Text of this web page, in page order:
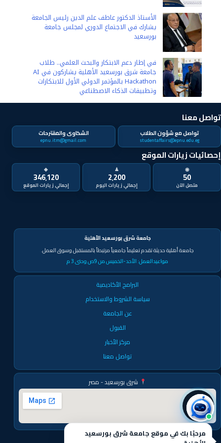
الأستاذ الدكتور عاطف علم الدين رئيس الجامعة
يشارك في الاجتماع الدوري لمجلس جامعة
بورسعيد
في إطار دعم الابتكار والبحث العلمي.. طلاب
جامعة شرق بورسعيد الأهلية يشاركون في AI
Hackathon بالمؤتمر الدولي الأول للابتكارات
وتطبيقات الذكاء الاصطناعي
تواصل معنا
تواصل مع شؤون الطلاب
studentaffairs@epnu.edu.eg
الشكاوى والمقترحات
epnu.itm@gmail.com
إحصائيات زيارات الموقع
◉
50
متصل الآن
♟
2٬200
◆
346٬120
جامعة شرق بورسعيد الأهلية
جامعة أهلية حديثة تقدم تعليماً جامعياً مرتبطاً بالمستقبل وسوق العمل.
مواعيدالعمل: الأحد-الخميس من 9ص وحتى 3 م
البرامج الأكاديمية
سياسة الشروط والاستخدام
عن الجامعة
القبول
مركز الأخبار
تواصل معنا
شرق بورسعيد - مصر
مرحبًا بك في موقع جامعة شرق بورسعيد